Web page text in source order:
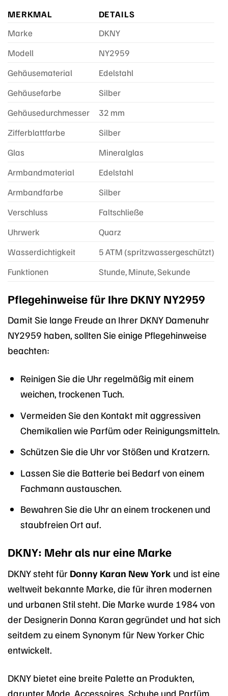
MERKMAL
DETAILS
Marke
DKNY
Modell
NY2959
Gehäusematerial
Edelstahl
Gehäusefarbe
Silber
Gehäusedurchmesser
32 mm
Zifferblattfarbe
Silber
Glas
Mineralglas
Armbandmaterial
Edelstahl
Armbandfarbe
Silber
Verschluss
Faltschließe
Uhrwerk
Quarz
Wasserdichtigkeit
5 ATM (spritzwassergeschützt)
Funktionen
Stunde, Minute, Sekunde
Pflegehinweise für Ihre DKNY NY2959
Damit Sie lange Freude an Ihrer DKNY Damenuhr
NY2959 haben, sollten Sie einige Pflegehinweise
beachten:
Reinigen Sie die Uhr regelmäßig mit einem
weichen, trockenen Tuch.
Vermeiden Sie den Kontakt mit aggressiven
Chemikalien wie Parfüm oder Reinigungsmitteln.
Schützen Sie die Uhr vor Stößen und Kratzern.
Lassen Sie die Batterie bei Bedarf von einem
Fachmann austauschen.
Bewahren Sie die Uhr an einem trockenen und
staubfreien Ort auf.
DKNY: Mehr als nur eine Marke
DKNY steht für Donny Karan New York und ist eine
weltweit bekannte Marke, die für ihren modernen
und urbanen Stil steht. Die Marke wurde 1984 von
der Designerin Donna Karan gegründet und hat sich
seitdem zu einem Synonym für New Yorker Chic
entwickelt.
DKNY bietet eine breite Palette an Produkten,
darunter Mode, Accessoires, Schuhe und Parfüm.